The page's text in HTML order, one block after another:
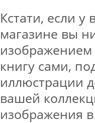
Кстати, если у
магазине вы
книгу сами,
иллюстрации
вашей
изображения